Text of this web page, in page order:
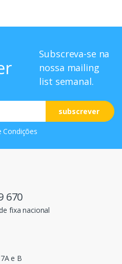
Subscreva-se na
nossa mailing
list semanal.
subscrever
Condições
670
fixa nacional
e B